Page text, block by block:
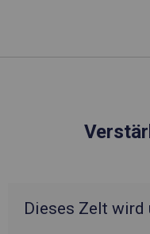
Dieses Zelt wird